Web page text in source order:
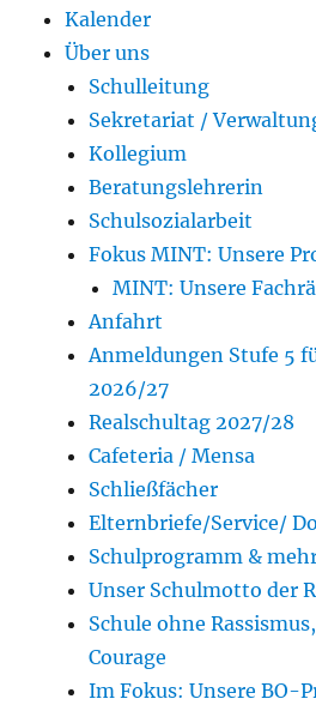
Kalender
Über uns
Schulleitung
Sekretariat /
Kollegium
Beratungslehrerin
Schulsozialarbeit
Fokus MINT: Unsere
MINT: Unsere
Anfahrt
Anmeldungen Stufe 5
2026/27
Realschultag 2027/28
Cafeteria / Mensa
Schließfächer
Elternbriefe/Service/
Schulprogramm &
Unser Schulmotto der
Schule ohne
Courage
Im Fokus: Unsere BO-